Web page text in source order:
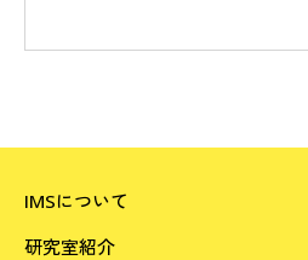
IMSについて
研究室紹介